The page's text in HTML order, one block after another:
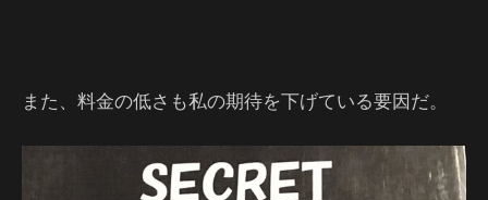
また、料金の低さも私の期待を下げている要因だ。